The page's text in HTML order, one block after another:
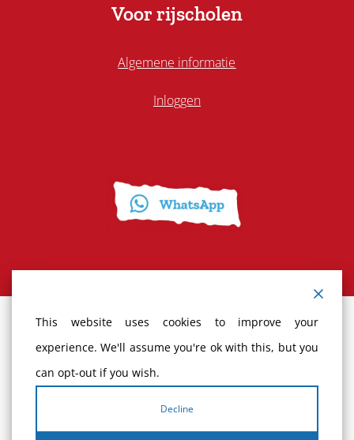
Voor rijscholen
Algemene informatie
Inloggen
Terms and Conditions
Cancellation policy
Complaints
This website uses cookies to improve your
experience. We'll assume you're ok with this, but you
can opt-out if you wish.
Decline